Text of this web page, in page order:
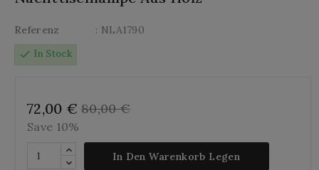
Referenz
: NLA1790
check In Stock
72,00 € 80,00 €
Save 10%
In Den Warenkorb Legen